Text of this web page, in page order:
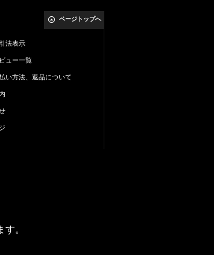
ページトップへ
法表示
ュー一覧
い方法、返品について
。